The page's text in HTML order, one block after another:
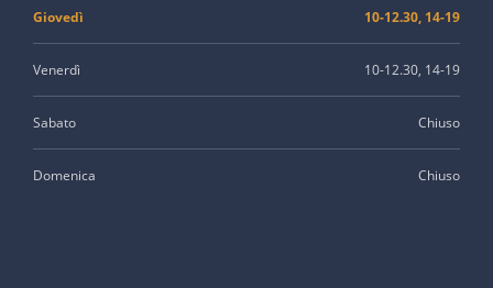
Giovedì 10-12.30, 14-19
Venerdì 10-12.30, 14-19
Sabato Chiuso
Domenica Chiuso